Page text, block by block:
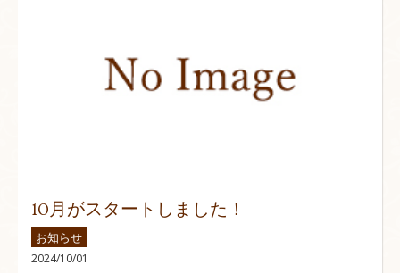
10月がスタートしました！
お知らせ
2024/10/01